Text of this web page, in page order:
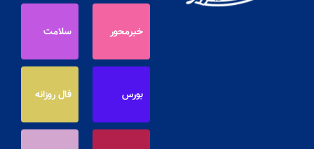
خبرمحور سلامت
بورس فال روزانه